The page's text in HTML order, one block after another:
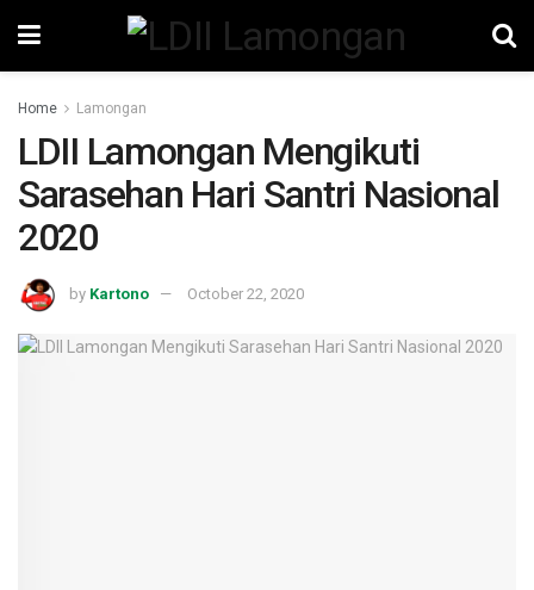
Home Lamongan
LDII Lamongan Mengikuti
Sarasehan Hari Santri Nasional
2020
by Kartono October 22, 2020